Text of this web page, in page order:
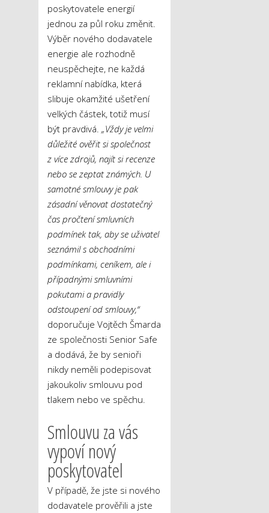
poskytovatele energií
jednou za půl roku změnit.
Výběr nového dodavatele
energie ale rozhodně
neuspěchejte, ne každá
reklamní nabídka, která
slibuje okamžité ušetření
velkých částek, totiž musí
být pravdivá. „Vždy je velmi
důležité ověřit si společnost
z více zdrojů, najít si recenze
nebo se zeptat známých. U
samotné smlouvy je pak
zásadní věnovat dostatečný
čas pročtení smluvních
podmínek tak, aby se uživatel
seznámil s obchodními
podmínkami, ceníkem, ale i
případnými smluvními
pokutami a pravidly
odstoupení od smlouvy,“
doporučuje Vojtěch Šmarda
ze společnosti Senior Safe
a dodává, že by senioři
nikdy neměli podepisovat
jakoukoliv smlouvu pod
tlakem nebo ve spěchu.
Smlouvu za vás
vypoví nový
poskytovatel
V případě, že jste si nového
dodavatele prověřili a jste